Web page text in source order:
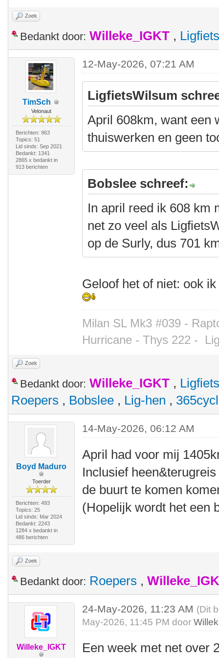
Zoek
Bedankt door: Willeke_IGKT ,
TimSch
Velonaut
Berichten: 963
Topics: 51
Lid sinds: Sep 2021
Bedankt: 1341
2865 x bedankt in
913 berichten
12-May-2026, 07:21 AM
LigfietsWilsum
April 608km, want een
thuiswerken en geen
Bobslee schreef:
In april reed ik 608 km
net zo veel als
op de Surly, dus 701
Geloof het of niet: ook
Milan SL Mk3 #039 -
Hurricane - Thys 222 -
Zoek
Bedankt door: Willeke_IGKT ,
Roepers , Bobslee , Lig-hen ,
Boyd Maduro
Toerder
Berichten: 493
Topics: 25
Lid sinds: Mar 2024
Bedankt: 2243
1284 x bedankt in
486 berichten
14-May-2026, 06:12 AM
April had voor mij
Inclusief
de buurt te komen
(Hopelijk wordt het een
Zoek
Bedankt door: Roepers ,
Willeke_IGKT
24-May-2026, 11:23 AM (Dit
May-2026, 11:45 PM door
Een week met net over